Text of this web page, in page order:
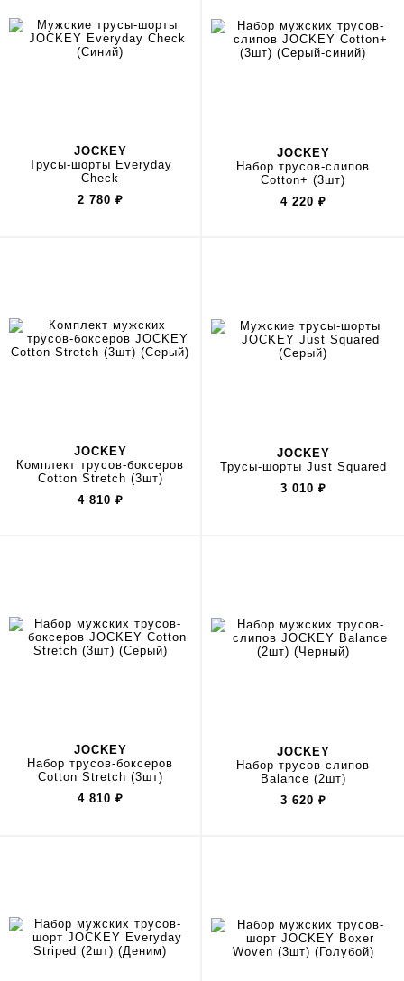
JOCKEY
Трусы-шорты Everyday
Check
2 780 ₽
JOCKEY
Набор трусов-слипов
Cotton+ (3шт)
4 220 ₽
JOCKEY
Комплект трусов-боксеров
Cotton Stretch (3шт)
4 810 ₽
JOCKEY
Трусы-шорты Just Squared
3 010 ₽
JOCKEY
Набор трусов-боксеров
Cotton Stretch (3шт)
4 810 ₽
JOCKEY
Набор трусов-слипов
Balance (2шт)
3 620 ₽